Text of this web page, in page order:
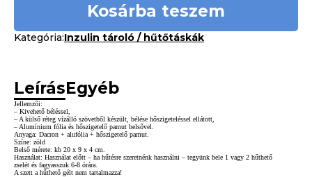
Kosárba teszem
Kategória:Inzulin tároló / hűtőtáskák
LeírásEgyéb
Jellemzői:
– Kivehető béléssel,
– A külső réteg vízálló szövetből készült, bélése hőszigeteléssel ellátott,
– Alumínium fólia és hőszigetelő pamut belsővel.
Anyaga: Dacron + alufólia + hőszigetelő pamut.
Színe: zöld
Belső mérete: kb 20 x 9 x 4 cm.
Használat: Használat előtt – ha hűtésre szeretnénk használni – tegyünk bele 1 vagy 2 hűthető
zselét és fagyasszuk 6-8 órára.
A szett a hűthető gélt nem tartalmazza!